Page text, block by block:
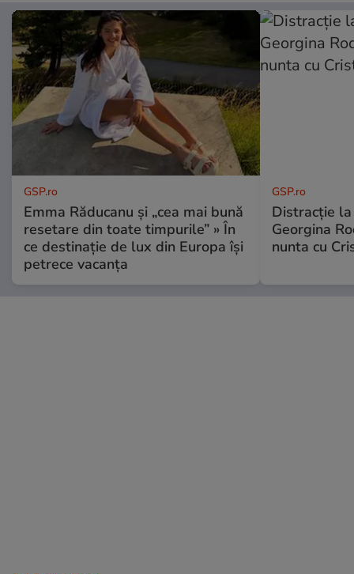
GSP.ro
Emma Răducanu și „cea mai bună
resetare din toate timpurile” » În
ce destinație de lux din Europa își
petrece vacanța
GSP.ro
Distracție
Georgina
nunta cu